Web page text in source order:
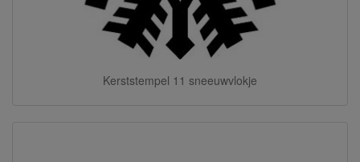
Kerststempel 11 sneeuwvlokje